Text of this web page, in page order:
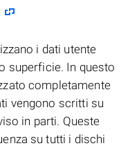
i dati utente
superficie. In questo
completamente
vengono scritti su
in parti. Queste
su tutti i dischi